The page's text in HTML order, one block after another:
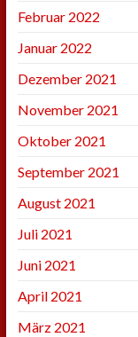
Februar 2022
Januar 2022
Dezember 2021
November 2021
Oktober 2021
September 2021
August 2021
Juli 2021
Juni 2021
April 2021
März 2021